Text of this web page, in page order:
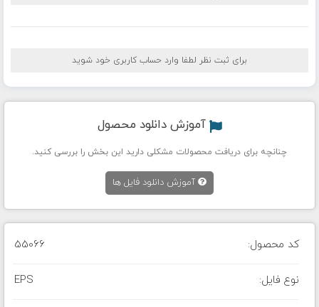
برای ثبت نظر لطفا وارد حساب کاربری خود شوید
آموزش دانلود محصول
چنانچه برای دریافت محصولات مشکلی دارید این بخش را بررسی کنید.
آموزش دانلود فایل ها
کد محصول: 55066
نوع فایل: EPS